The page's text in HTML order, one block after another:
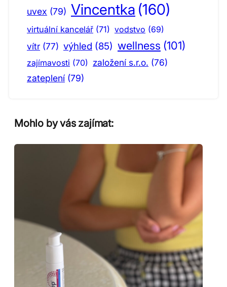
uvex (79) Vincentka (160)
virtuální kancelář (71) vodstvo (69)
vítr (77) výhled (85) wellness (101)
zajímavosti (70) založení s.r.o. (76)
zateplení (79)
Mohlo by vás zajímat: